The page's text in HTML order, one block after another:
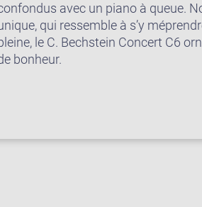
avec un piano à queue.
qui ressemble à s’y
le C. Bechstein Concert C6
bonheur.